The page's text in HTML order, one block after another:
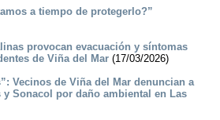
a tiempo de protegerlo?”
provocan evacuación y síntomas
de Viña del Mar (17/03/2026)
Vecinos de Viña del Mar denuncian a
y Sonacol por daño ambiental en Las